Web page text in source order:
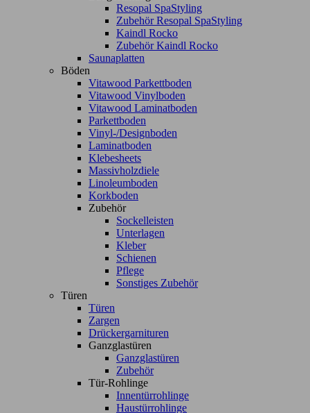
Resopal SpaStyling
Zubehör Resopal SpaStyling
Kaindl Rocko
Zubehör Kaindl Rocko
Saunaplatten
Böden
Vitawood Parkettboden
Vitawood Vinylboden
Vitawood Laminatboden
Parkettboden
Vinyl-/Designboden
Laminatboden
Klebesheets
Massivholzdiele
Linoleumboden
Korkboden
Zubehör
Sockelleisten
Unterlagen
Kleber
Schienen
Pflege
Sonstiges Zubehör
Türen
Türen
Zargen
Drückergarnituren
Ganzglastüren
Ganzglastüren
Zubehör
Tür-Rohlinge
Innentürrohlinge
Haustürrohlinge